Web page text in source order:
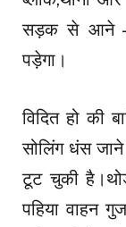
सड़क से आने –
पड़ेगा।
विदित हो की
सोलिंग धंस
टूट चुकी
पहिया वाहन